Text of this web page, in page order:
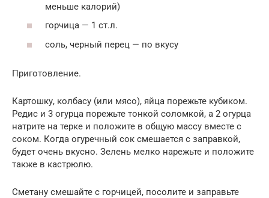
меньше калорий)
горчица — 1 ст.л.
соль, черный перец — по вкусу
Приготовление.
Картошку, колбасу (или мясо), яйца порежьте кубиком.
Редис и 3 огурца порежьте тонкой соломкой, а 2 огурца
натрите на терке и положите в общую массу вместе с
соком. Когда огуречный сок смешается с заправкой,
будет очень вкусно. Зелень мелко нарежьте и положите
также в кастрюлю.
Сметану смешайте с горчицей, посолите и заправьте